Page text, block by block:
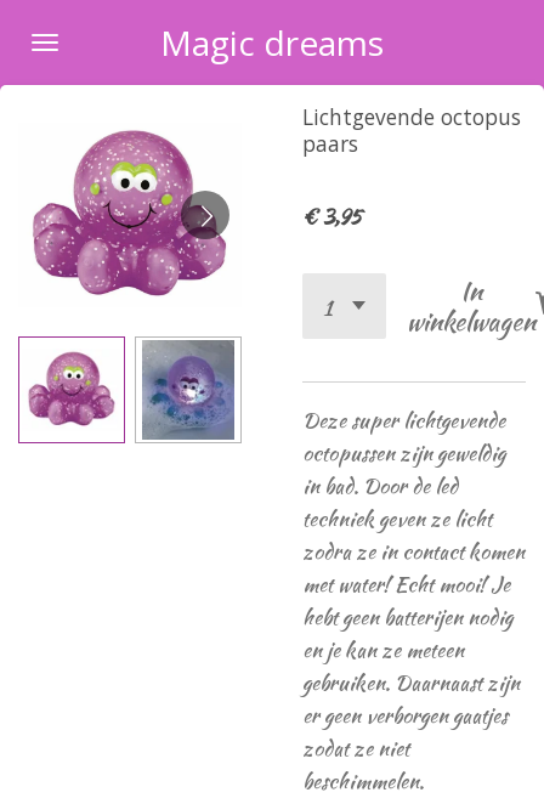
naar
hoofdinhoud
Magic dreams
Lichtgevende octopus
paars
€ 3,95
In
winkelwagen
Deze super lichtgevende
octopussen zijn geweldig
in bad. Door de led
techniek geven ze licht
zodra ze in contact komen
met water! Echt mooi! Je
hebt geen batterijen nodig
en je kan ze meteen
gebruiken. Daarnaast zijn
er geen verborgen gaatjes
zodat ze niet
beschimmelen.